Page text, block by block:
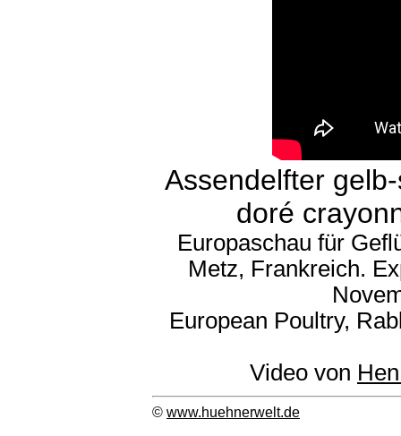
Assendelfter
doré
Europaschau für
Metz, Frankreich.
European Poultry,
Video von
© www.huehnerwelt.de